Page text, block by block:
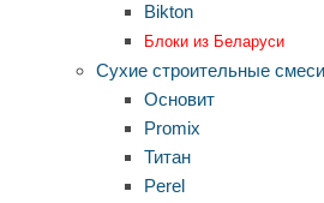
Bikton
Блоки из Беларуси
Сухие строительные смеси
Основит
Promix
Титан
Perel